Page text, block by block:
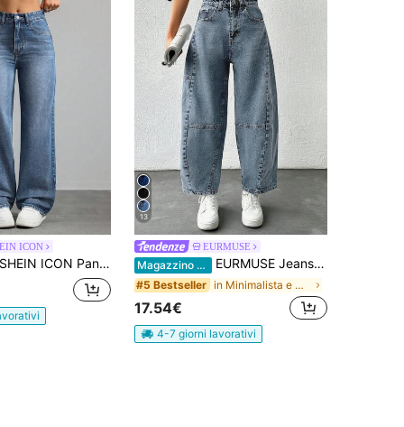
ICON
SHEIN ICON Pantaloni di jeans larghi e comodi con tasche, casual e versatili, da donna
13
EURMUSE
Magazzino EU EURMUSE Jeans casual da donna con gamba curva e lavaggio
#5 Bestseller in Minimalista e moderno Denim da donna
17.54€
4-7 giorni lavorativi